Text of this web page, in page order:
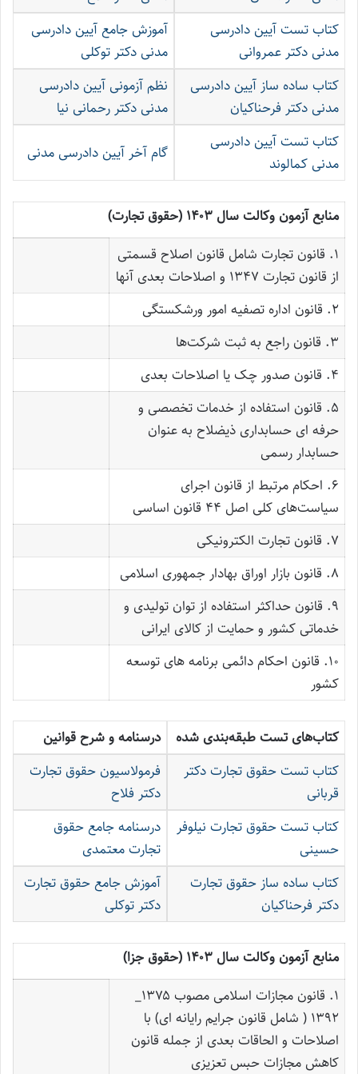
کتاب تست آیین دادرسی
مدنی دکتر عمروانی
آموزش جامع آیین دادرسی
مدنی دکتر توکلی
کتاب ساده ساز آیین دادرسی
مدنی دکتر فرحناکیان
نظم آزمونی آیین دادرسی
مدنی دکتر رحمانی نیا
کتاب تست آیین دادرسی
مدنی کمالوند
گام آخر آیین دادرسی مدنی
منابع آزمون وکالت سال ۱۴۰۳ (حقوق تجارت)
۱. قانون تجارت شامل قانون اصلاح قسمتی
از قانون تجارت ۱۳۴۷ و اصلاحات بعدی آنها
۲. قانون اداره تصفیه امور ورشکستگی
۳. قانون راجع به ثبت شرکت‌ها
۴. قانون صدور چک یا اصلاحات بعدی
۵. قانون استفاده از خدمات تخصصی و
حرفه ای حسابداری ذیضلاح به عنوان
حسابدار رسمی
۶. احکام مرتبط از قانون اجرای
سیاست‌های کلی اصل ۴۴ قانون اساسی
۷. قانون تجارت الکترونیکی
۸. قانون بازار اوراق بهادار جمهوری اسلامی
۹. قانون حداکثر استفاده از توان تولیدی و
خدماتی کشور و حمایت از کالای ایرانی
۱۰. قانون احکام دائمی برنامه های توسعه
کشور
کتاب‌های تست طبقه‌بندی شده
درسنامه و شرح قوانین
کتاب تست حقوق تجارت دکتر
قربانی
فرمولاسیون حقوق تجارت
دکتر فلاح
کتاب تست حقوق تجارت نیلوفر
حسینی
درسنامه جامع حقوق
تجارت معتمدی
کتاب ساده ساز حقوق تجارت
دکتر فرحناکیان
آموزش جامع حقوق تجارت
دکتر توکلی
منابع آزمون وکالت سال ۱۴۰۳ (حقوق جزا)
۱. قانون مجازات اسلامی مصوب ۱۳۷۵_
۱۳۹۲ ( شامل قانون جرایم رایانه ای) با
اصلاحات و الحاقات بعدی از جمله قانون
کاهش مجازات حبس تعزیزی